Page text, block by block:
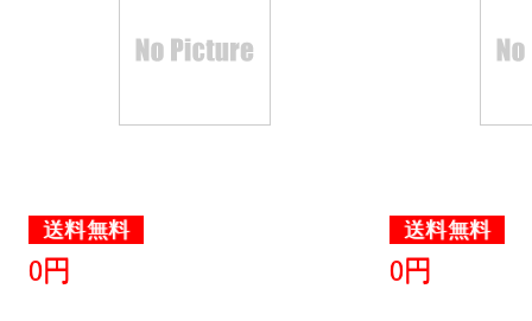
送料無料
0円
送料無料
0円